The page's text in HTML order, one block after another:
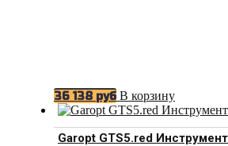
36 138 руб В корзину
Garopt GTS5.red